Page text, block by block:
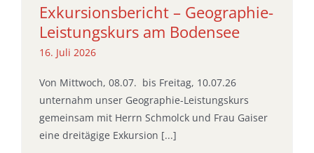
Exkursionsbericht – Geographie-
Leistungskurs am Bodensee
16. Juli 2026
Von Mittwoch, 08.07. bis Freitag, 10.07.26
unternahm unser Geographie-Leistungskurs
gemeinsam mit Herrn Schmolck und Frau Gaiser
eine dreitägige Exkursion [...]